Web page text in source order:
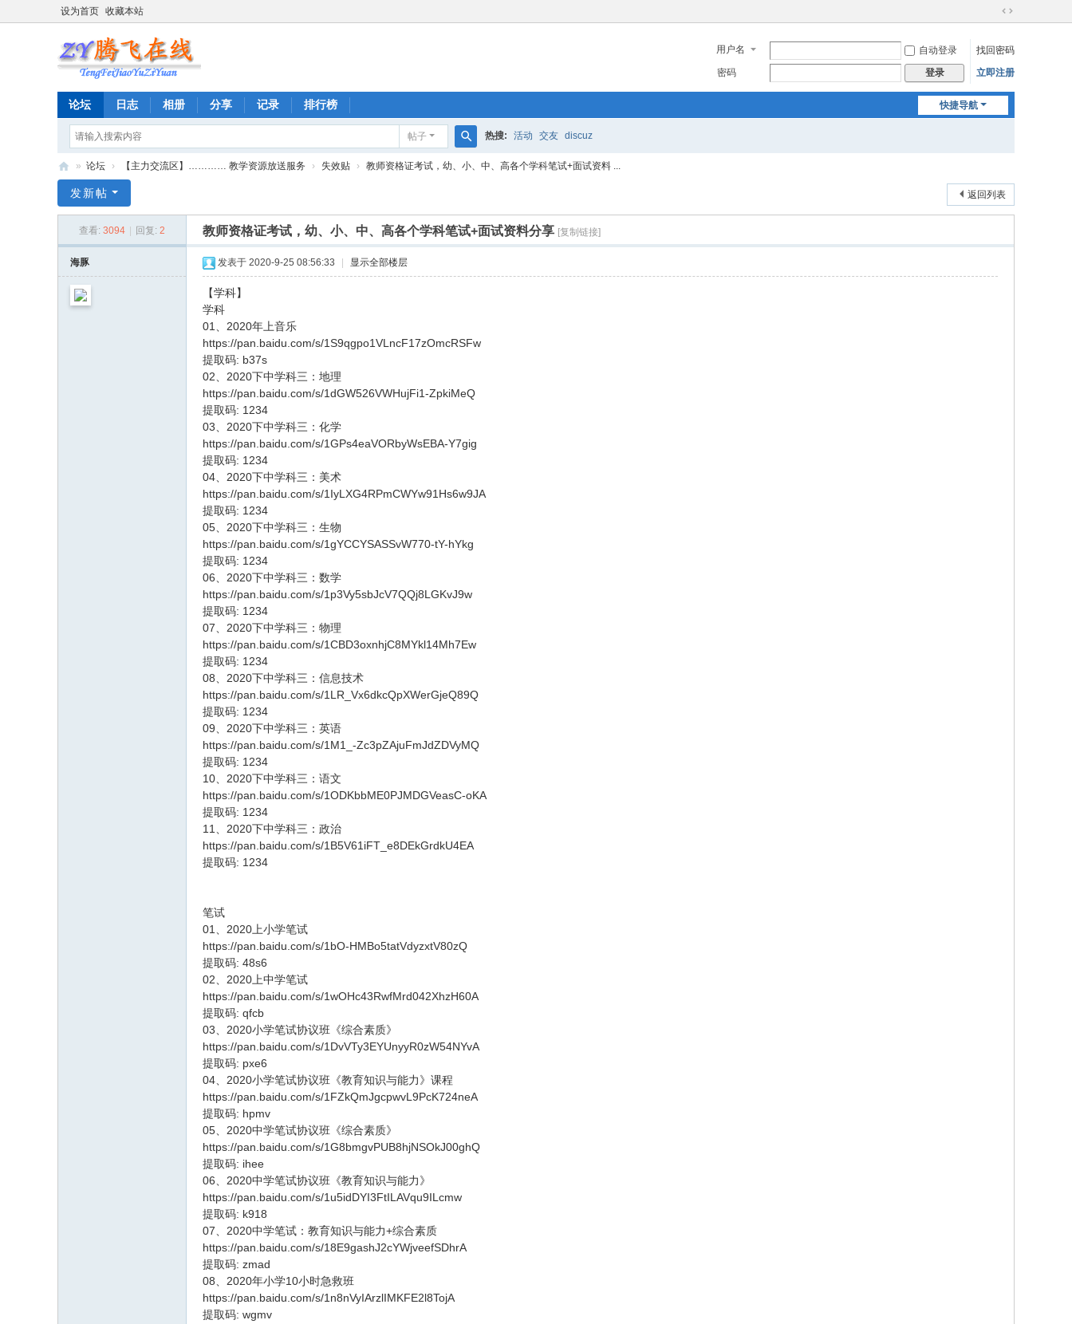
设为首页 收藏本站
切
到
宽
用户名 自动登录
找回密码
密码
登录 立即注册
快捷导航
论坛 日志 相册 分享 记录 排行榜
帖子
搜
热搜: 活动 交友 discuz
飞
» 论坛 › 【主力交流区】………… 教学资源放送服务 › 失效贴 › 教师资格证考试，幼、小、中、高各个学科笔试+面试资料 ...
返回列表
发新帖
查看: 3094 回复: 2 教师资格证考试，幼、小、中、高各个学科笔试+面试资料分享 [复制链接]
海豚 发表于 2020-9-25 08:56:33 显示全部楼层
【学科】
学科
01、2020年上音乐
https://pan.baidu.com/s/1S9qgpo1VLncF17zOmcRSFw
提取码: b37s
02、2020下中学科三：地理
https://pan.baidu.com/s/1dGW526VWHujFi1-ZpkiMeQ
提取码: 1234
03、2020下中学科三：化学
https://pan.baidu.com/s/1GPs4eaVORbyWsEBA-Y7gig
提取码: 1234
04、2020下中学科三：美术
https://pan.baidu.com/s/1IyLXG4RPmCWYw91Hs6w9JA
提取码: 1234
05、2020下中学科三：生物
https://pan.baidu.com/s/1gYCCYSASSvW770-tY-hYkg
提取码: 1234
06、2020下中学科三：数学
https://pan.baidu.com/s/1p3Vy5sbJcV7QQj8LGKvJ9w
提取码: 1234
07、2020下中学科三：物理
https://pan.baidu.com/s/1CBD3oxnhjC8MYkl14Mh7Ew
提取码: 1234
08、2020下中学科三：信息技术
https://pan.baidu.com/s/1LR_Vx6dkcQpXWerGjeQ89Q
提取码: 1234
09、2020下中学科三：英语
https://pan.baidu.com/s/1M1_-Zc3pZAjuFmJdZDVyMQ
提取码: 1234
10、2020下中学科三：语文
https://pan.baidu.com/s/1ODKbbME0PJMDGVeasC-oKA
提取码: 1234
11、2020下中学科三：政治
https://pan.baidu.com/s/1B5V61iFT_e8DEkGrdkU4EA
提取码: 1234
笔试
01、2020上小学笔试
https://pan.baidu.com/s/1bO-HMBo5tatVdyzxtV80zQ
提取码: 48s6
02、2020上中学笔试
https://pan.baidu.com/s/1wOHc43RwfMrd042XhzH60A
提取码: qfcb
03、2020小学笔试协议班《综合素质》
https://pan.baidu.com/s/1DvVTy3EYUnyyR0zW54NYvA
提取码: pxe6
04、2020小学笔试协议班《教育知识与能力》课程
https://pan.baidu.com/s/1FZkQmJgcpwvL9PcK724neA
提取码: hpmv
05、2020中学笔试协议班《综合素质》
https://pan.baidu.com/s/1G8bmgvPUB8hjNSOkJ00ghQ
提取码: ihee
06、2020中学笔试协议班《教育知识与能力》
https://pan.baidu.com/s/1u5idDYI3FtILAVqu9ILcmw
提取码: k918
07、2020中学笔试：教育知识与能力+综合素质
https://pan.baidu.com/s/18E9gashJ2cYWjveefSDhrA
提取码: zmad
08、2020年小学10小时急救班
https://pan.baidu.com/s/1n8nVyIArzlIMKFE2l8TojA
提取码: wgmv